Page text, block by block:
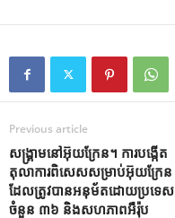
Previous article
សង្គ្រាមនៅអ៊ុយក្រែន។ ការបង្កើត
តុលាការពិសេសសម្រាប់អ៊ុយក្រែន
ដែលត្រូវបានអនុម័តដោយប្រទេស
ចំនួន ៣៦ និងសហភាពអឺរ៉ុប